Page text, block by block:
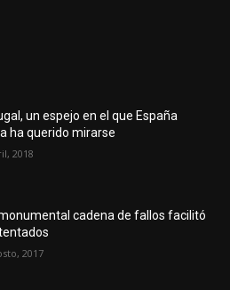
un espejo en el que España
ha querido mirarse
2018
cadena de fallos facilitó
2017